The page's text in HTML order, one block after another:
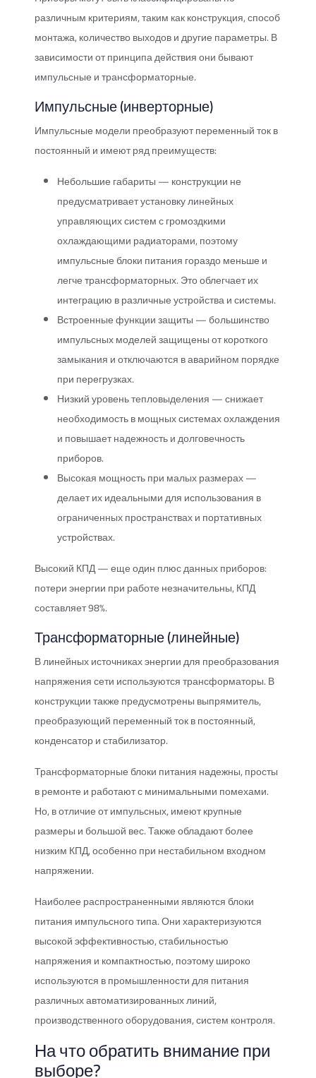
различным критериям, таким как конструкция, способ
монтажа, количество выходов и другие параметры. В
зависимости от принципа действия они бывают
импульсные и трансформаторные.
Импульсные (инверторные)
Импульсные модели преобразуют переменный ток в
постоянный и имеют ряд преимуществ:
Небольшие габариты — конструкции не
предусматривает установку линейных
управляющих систем с громоздкими
охлаждающими радиаторами, поэтому
импульсные блоки питания гораздо меньше и
легче трансформаторных. Это облегчает их
интеграцию в различные устройства и системы.
Встроенные функции защиты — большинство
импульсных моделей защищены от короткого
замыкания и отключаются в аварийном порядке
при перегрузках.
Низкий уровень тепловыделения — снижает
необходимость в мощных системах охлаждения
и повышает надежность и долговечность
приборов.
Высокая мощность при малых размерах —
делает их идеальными для использования в
ограниченных пространствах и портативных
устройствах.
Высокий КПД — еще один плюс данных приборов:
потери энергии при работе незначительны, КПД
составляет 98%.
Трансформаторные (линейные)
В линейных источниках энергии для преобразования
напряжения сети используются трансформаторы. В
конструкции также предусмотрены выпрямитель,
преобразующий переменный ток в постоянный,
конденсатор и стабилизатор.
Трансформаторные блоки питания надежны, просты
в ремонте и работают с минимальными помехами.
Но, в отличие от импульсных, имеют крупные
размеры и большой вес. Также обладают более
низким КПД, особенно при нестабильном входном
напряжении.
Наиболее распространенными являются блоки
питания импульсного типа. Они характеризуются
высокой эффективностью, стабильностью
напряжения и компактностью, поэтому широко
используются в промышленности для питания
различных автоматизированных линий,
производственного оборудования, систем контроля.
На что обратить внимание при
выборе?